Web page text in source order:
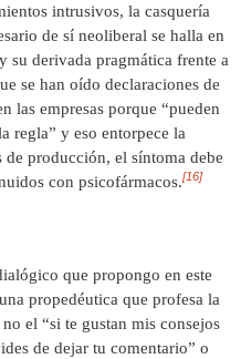
intrusivos, la casquería
de sí neoliberal se halla en
su derivada pragmática frente a
se han oído declaraciones de
las empresas porque “pueden
regla” y eso entorpece la
de producción, el síntoma debe
con psicofármacos.[16]
que propongo en este
propedéutica que profesa la
el “si te gustan mis consejos
de dejar tu comentario” o